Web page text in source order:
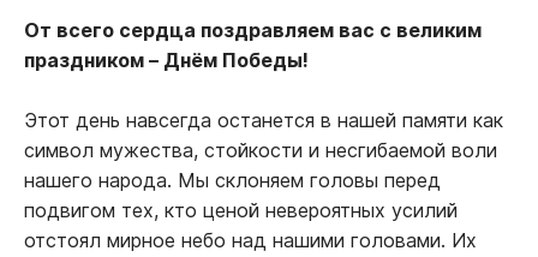
От всего сердца поздравляем вас с великим
праздником – Днём Победы!
Этот день навсегда останется в нашей памяти как
символ мужества, стойкости и несгибаемой воли
нашего народа. Мы склоняем головы перед
подвигом тех, кто ценой невероятных усилий
отстоял мирное небо над нашими головами. Их